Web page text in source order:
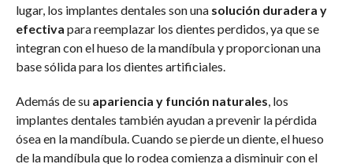
lugar, los implantes dentales son unasolución duradera y
efectiva para reemplazar los dientes perdidos, ya que se
integran con el hueso de la mandíbula y proporcionan una
base sólida para los dientes artificiales.
Además de suapariencia y función naturales, los
implantes dentales también ayudan a prevenir la pérdida
ósea en la mandíbula. Cuando se pierde un diente, el hueso
de la mandíbula que lo rodea comienza a disminuir con el